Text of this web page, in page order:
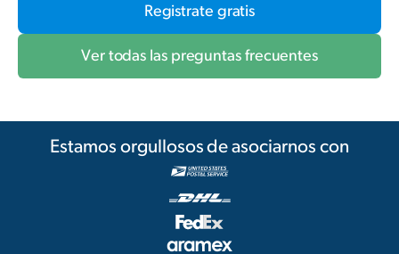
Registrate gratis
Ver todas las preguntas frecuentes
Estamos orgullosos de asociarnos con